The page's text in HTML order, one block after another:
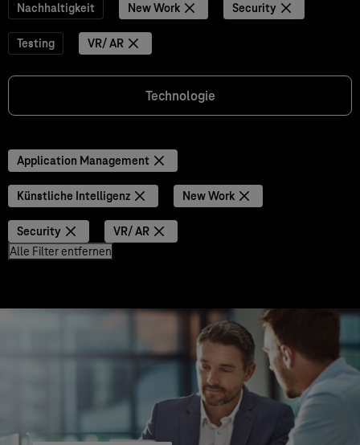
Nachhaltigkeit New Work Security
Testing VR/ AR
Technologie
Application Management
Künstliche Intelligenz New Work
Security
VR/ AR
Alle Filter entfernen